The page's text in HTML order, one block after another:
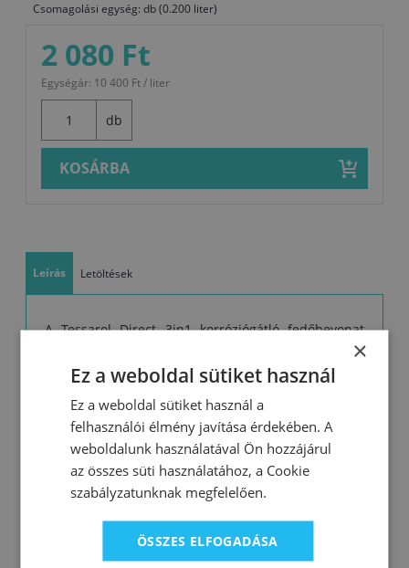
Csomagolási egység: db (0.200 liter)
2 080 Ft
Egységár: 10 400 Ft / liter
db
KOSÁRBA
Leírás Letöltések
A Tessarol Direct 3in1 korróziógátló fedőbevonat
vas- és acélfelületek díszítésére és védelmére.
Közvetlenül a száraz, megcsiszolt, durva
rozsdarészecskéktől megtisztított felületre lehet
felvinni. Kiváló korróziógátló tulajdonságai miatt
közvetlenül a felületre hordható fel, alapozó
előzetes felvitele nélkül. Fényes fedőréteget képez a
lefestett felületeken, egyúttal védve is a felületet a
rozsdásodástól.
Tulajdonságok:
×
Ez a weboldal sütiket használ
Ez a weboldal sütiket használ a
felhasználói élmény javítása érdekében. A
weboldalunk használatával Ön hozzájárul
az összes süti használatához, a Cookie
szabályzatunknak megfelelően.
ÖSSZES ELFOGADÁSA